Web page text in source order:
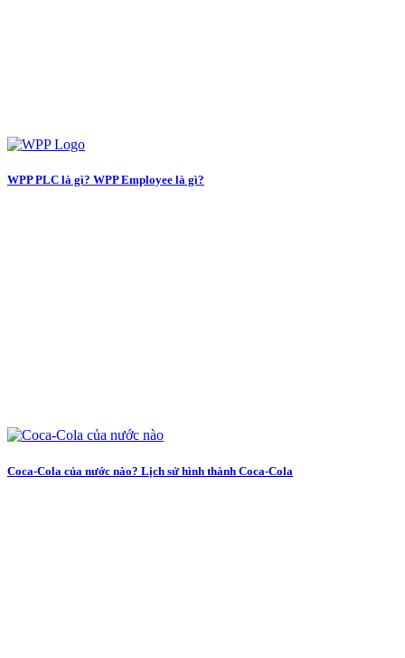
WPP PLC là gì? WPP Employee là gì?
Coca-Cola của nước nào? Lịch sử hình thành Coca-Cola